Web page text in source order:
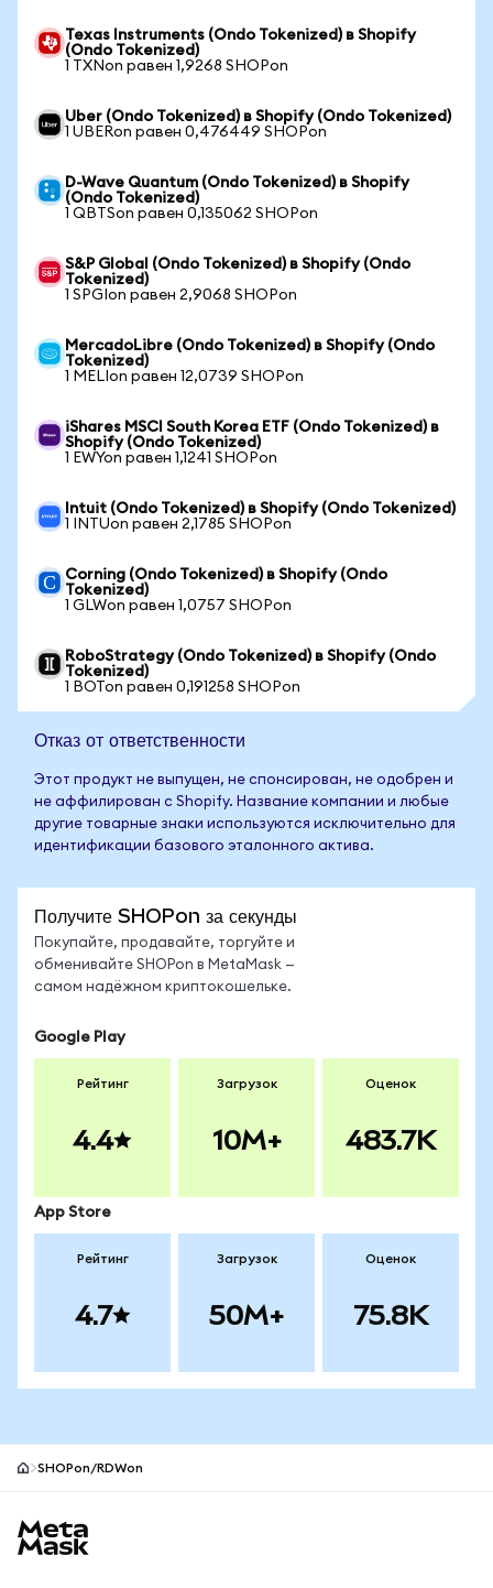
Texas Instruments (Ondo Tokenized) в Shopify
(Ondo Tokenized)
1 TXNon равен 1,9268 SHOPon
Uber (Ondo Tokenized) в Shopify (Ondo Tokenized)
1 UBERon равен 0,476449 SHOPon
D-Wave Quantum (Ondo Tokenized) в Shopify
(Ondo Tokenized)
1 QBTSon равен 0,135062 SHOPon
S&P Global (Ondo Tokenized) в Shopify (Ondo
Tokenized)
1 SPGIon равен 2,9068 SHOPon
MercadoLibre (Ondo Tokenized) в Shopify (Ondo
Tokenized)
1 MELIon равен 12,0739 SHOPon
iShares MSCI South Korea ETF (Ondo Tokenized) в
Shopify (Ondo Tokenized)
1 EWYon равен 1,1241 SHOPon
Intuit (Ondo Tokenized) в Shopify (Ondo Tokenized)
1 INTUon равен 2,1785 SHOPon
Corning (Ondo Tokenized) в Shopify (Ondo
Tokenized)
1 GLWon равен 1,0757 SHOPon
RoboStrategy (Ondo Tokenized) в Shopify (Ondo
Tokenized)
1 BOTon равен 0,191258 SHOPon
Отказ от ответственности
Этот продукт не выпущен, не спонсирован, не одобрен и
не аффилирован с Shopify. Название компании и любые
другие товарные знаки используются исключительно для
идентификации базового эталонного актива.
Получите SHOPon за секунды
Покупайте, продавайте, торгуйте и
обменивайте SHOPon в MetaMask —
самом надёжном криптокошельке.
Google Play
Рейтинг
4.4
Загрузок
10M+
Оценок
483.7K
App Store
Рейтинг
4.7
Загрузок
50M+
Оценок
75.8K
SHOPon/RDWon